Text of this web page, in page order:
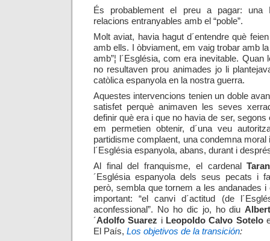
És probablement el preu a pagar: una
relacions entranyables amb el “poble”.
Molt aviat, havia hagut d´entendre què
amb ells. I òbviament, em vaig trobar amb
amb”¦ l´Església, com era inevitable.
no resultaven prou animades jo li
catòlica espanyola en la nostra guerra.
Aquestes intervencions tenien un doble
satisfet perquè animaven les seves
definir què era i que no havia de ser,
em permetien obtenir, d´una veu
partidisme complaent, una condemna moral
l´Església espanyola, abans, durant i
Al final del franquisme, el cardenal
´Església espanyola dels seus pecats i
però, sembla que tornem a les andanades
important: “el canvi d´actitud (de
aconfessional”. No ho dic jo, ho diu
´Adolfo Suarez i Leopoldo Calvo Sotelo
El País, Los objetivos de la transición: